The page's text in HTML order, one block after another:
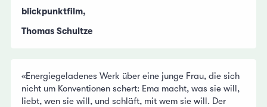
blickpunktfilm,
Thomas Schultze
«Energiegeladenes Werk über eine junge Frau, die sich
nicht um Konventionen schert: Ema macht, was sie will,
liebt, wen sie will, und schläft, mit wem sie will. Der